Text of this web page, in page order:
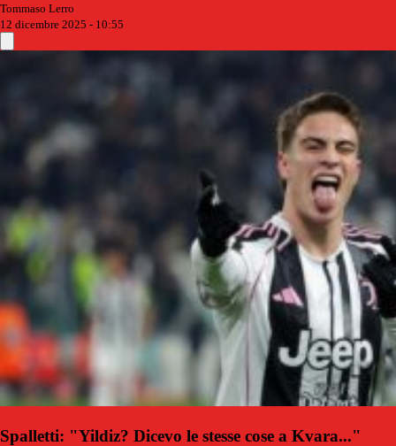
Tommaso Lerro
12 dicembre 2025 - 10:55
Spalletti: "Yildiz? Dicevo le stesse cose a Kvara..."